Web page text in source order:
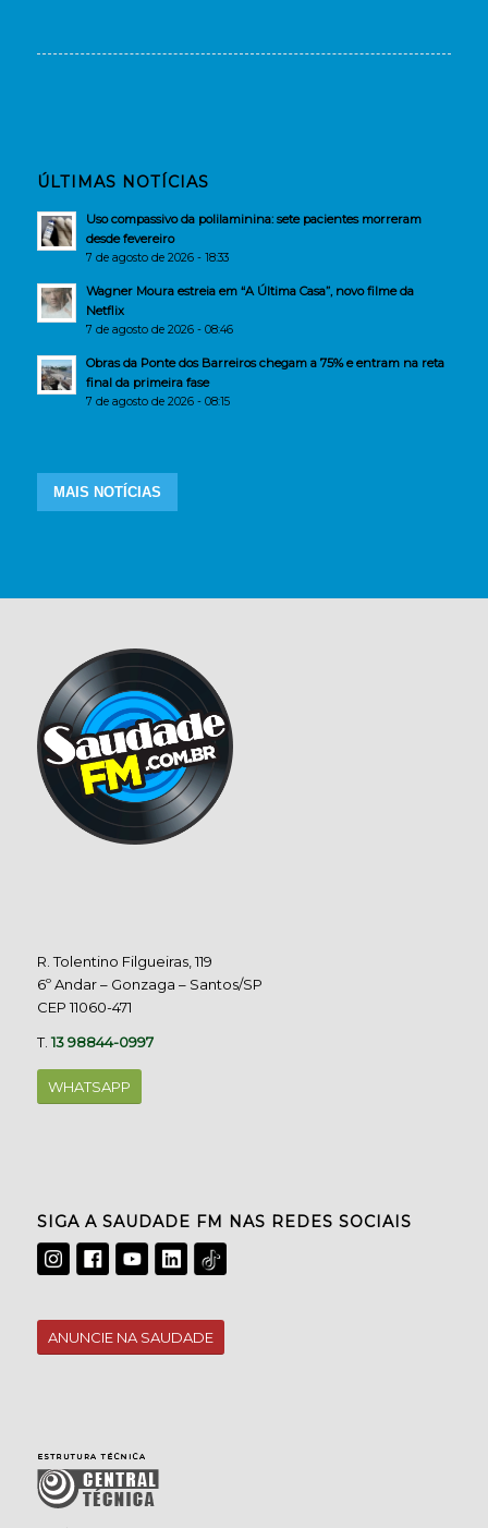
ÚLTIMAS NOTÍCIAS
Uso compassivo da polilaminina: sete pacientes morreram
desde fevereiro
7 de agosto de 2026 - 18:33
Wagner Moura estreia em “A Última Casa”, novo filme da
Netflix
7 de agosto de 2026 - 08:46
Obras da Ponte dos Barreiros chegam a 75% e entram na reta
final da primeira fase
7 de agosto de 2026 - 08:15
MAIS NOTÍCIAS
R. Tolentino Filgueiras, 119
6º Andar – Gonzaga – Santos/SP
CEP 11060-471
T.13 98844-0997
WHATSAPP
SIGA A SAUDADE FM NAS REDES SOCIAIS
ANUNCIE NA SAUDADE